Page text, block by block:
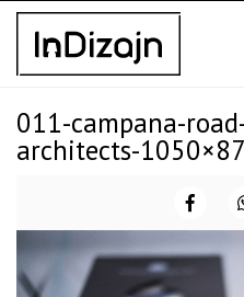
Skip
content
011-campana-
architects-